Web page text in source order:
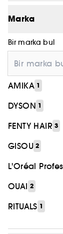
Marka
Bir marka bul
AMIKA 1
DYSON 1
FENTY HAIR 3
GISOU 2
L'Oréal
OUAI 2
RITUALS 1